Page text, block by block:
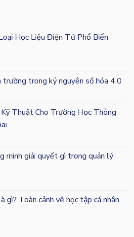
Học Liệu Điện Tử Phổ Biến
trường trong kỷ nguyên số hóa 4.0
Thuật Cho Trường Học Thông
minh giải quyết gì trong quản lý
gì? Toàn cảnh về học tập cá nhân